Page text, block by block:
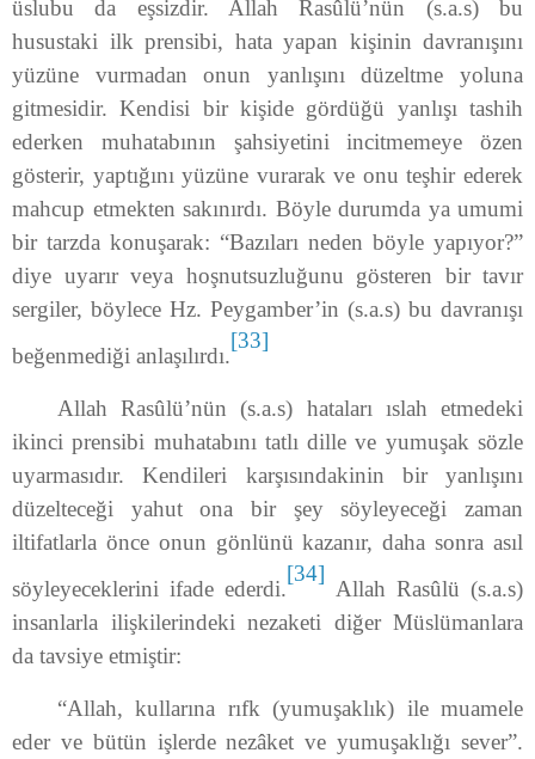
üslubu da eşsizdir. Allah Rasûlü’nün (s.a.s) bu
husustaki ilk prensibi, hata yapan kişinin davranışını
yüzüne vurmadan onun yanlışını düzeltme yoluna
gitmesidir. Kendisi bir kişide gördüğü yanlışı tashih
ederken muhatabının şahsiyetini incitmemeye özen
gösterir, yaptığını yüzüne vurarak ve onu teşhir ederek
mahcup etmekten sakınırdı. Böyle durumda ya umumi
bir tarzda konuşarak: “Bazıları neden böyle yapıyor?”
diye uyarır veya hoşnutsuzluğunu gösteren bir tavır
sergiler, böylece Hz. Peygamber’in (s.a.s) bu davranışı
beğenmediği anlaşılırdı.
[33]
Allah Rasûlü’nün (s.a.s) hataları ıslah etmedeki
ikinci prensibi muhatabını tatlı dille ve yumuşak sözle
uyarmasıdır. Kendileri karşısındakinin bir yanlışını
düzelteceği yahut ona bir şey söyleyeceği zaman
iltifatlarla önce onun gönlünü kazanır, daha sonra asıl
söyleyeceklerini ifade ederdi.
[34]
Allah Rasûlü (s.a.s)
insanlarla ilişkilerindeki nezaketi diğer Müslümanlara
da tavsiye etmiştir:
“Allah, kullarına rıfk (yumuşaklık) ile muamele
eder ve bütün işlerde nezâket ve yumuşaklığı sever”.